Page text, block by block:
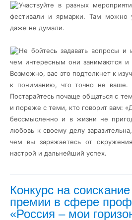
Участвуйте в разных
фестивали и ярмарки. Там можно
даже не думали.
Не бойтесь задавать вопросы и
чем интересным они занимаются и
Возможно, вас это подтолкнет к
к пониманию, что точно не
Постарайтесь почаще общаться с
и пореже с теми, кто говорит вам:
бессмысленно и в жизни не
любовь к своему делу
чем вы заряжаетесь от
настрой и дальнейший успех.
Конкурс на
премии в сфере
«Россия – мои